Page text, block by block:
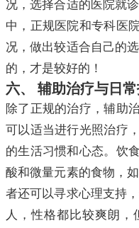
况，选择合适的医院就
中，正规医院和专科医
况，做出较适合自己的
的，才是较好的！
六、 辅助治疗与日
除了正规的治疗，辅助
可以适当进行光照治疗
的生活习惯和心态。饮
酸和微量元素的食物，
者还可以寻求心理支持
人，性格都比较爽朗